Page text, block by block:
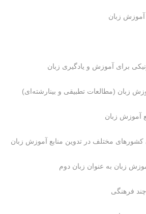
زبان
برای آموزش و یادگیری زبان
زبان (مطالعات تطبیقی و بینارشته‌ای)
آموزش زبان
زبان به عنوان زبان دوم
فرهنگی